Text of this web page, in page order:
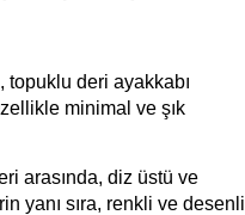
topuklu deri ayakkabı
minimal ve şık
arasında, diz üstü ve
yanı sıra, renkli ve desenli